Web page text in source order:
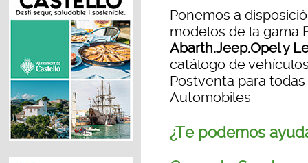
Ponemos a
modelos de la gama
Abarth,Jeep,Opel y
catálogo de
Postventa para
Automobiles
¿Te podemos